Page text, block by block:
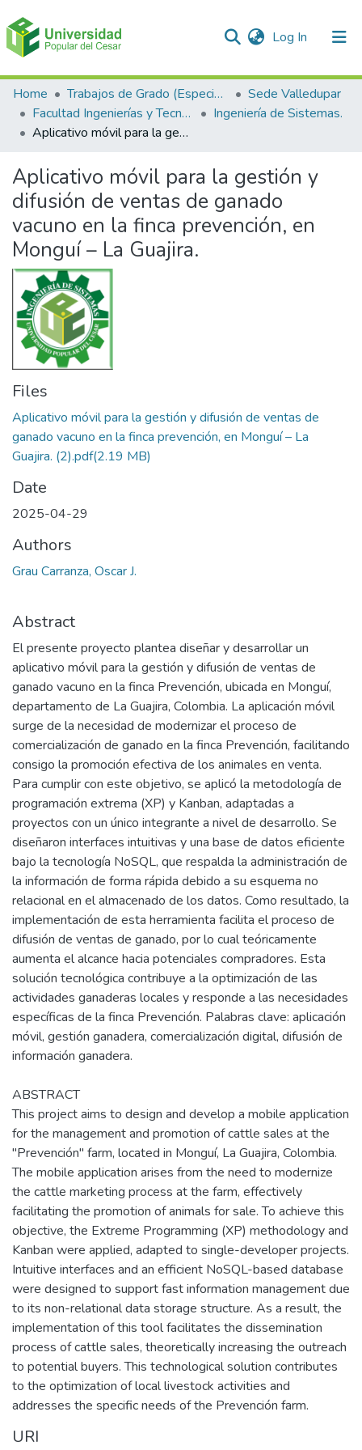
Log In (current)
Communities & Collections
All of DSpace
Home Trabajos de Grado (Especializaciones y Pregrados)
Sede Valledupar
Facultad Ingenierías y Tecnologías
Ingeniería de Sistemas.
Aplicativo móvil para la gestión y difusión de ventas de ganado vacuno en la finca prevención, en Monguí – La Guajira.
Aplicativo móvil para la gestión y
difusión de ventas de ganado
vacuno en la finca prevención, en
Monguí – La Guajira.
Files
Aplicativo móvil para la gestión y difusión de ventas de
ganado vacuno en la finca prevención, en Monguí – La
Guajira. (2).pdf(2.19 MB)
Date
2025-04-29
Authors
Grau Carranza, Oscar J.
Abstract
El presente proyecto plantea diseñar y desarrollar un
aplicativo móvil para la gestión y difusión de ventas de
ganado vacuno en la finca Prevención, ubicada en Monguí,
departamento de La Guajira, Colombia. La aplicación móvil
surge de la necesidad de modernizar el proceso de
comercialización de ganado en la finca Prevención, facilitando
consigo la promoción efectiva de los animales en venta.
Para cumplir con este objetivo, se aplicó la metodología de
programación extrema (XP) y Kanban, adaptadas a
proyectos con un único integrante a nivel de desarrollo. Se
diseñaron interfaces intuitivas y una base de datos eficiente
bajo la tecnología NoSQL, que respalda la administración de
la información de forma rápida debido a su esquema no
relacional en el almacenado de los datos. Como resultado, la
implementación de esta herramienta facilita el proceso de
difusión de ventas de ganado, por lo cual teóricamente
aumenta el alcance hacia potenciales compradores. Esta
solución tecnológica contribuye a la optimización de las
actividades ganaderas locales y responde a las necesidades
específicas de la finca Prevención. Palabras clave: aplicación
móvil, gestión ganadera, comercialización digital, difusión de
información ganadera.
ABSTRACT
This project aims to design and develop a mobile application
for the management and promotion of cattle sales at the
"Prevención" farm, located in Monguí, La Guajira, Colombia.
The mobile application arises from the need to modernize
the cattle marketing process at the farm, effectively
facilitating the promotion of animals for sale. To achieve this
objective, the Extreme Programming (XP) methodology and
Kanban were applied, adapted to single-developer projects.
Intuitive interfaces and an efficient NoSQL-based database
were designed to support fast information management due
to its non-relational data storage structure. As a result, the
implementation of this tool facilitates the dissemination
process of cattle sales, theoretically increasing the outreach
to potential buyers. This technological solution contributes
to the optimization of local livestock activities and
addresses the specific needs of the Prevención farm.
URI